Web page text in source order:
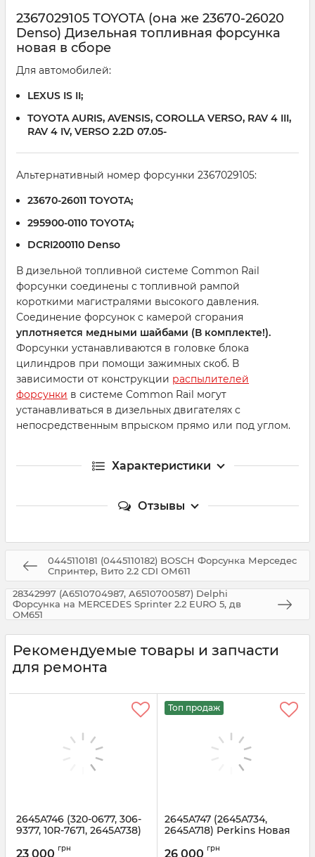
2367029105 TOYOTA (она же 23670-26020
Denso) Дизельная топливная форсунка
новая в сборе
Для автомобилей:
LEXUS IS II;
TOYOTA AURIS, AVENSIS, COROLLA VERSO, RAV 4 III,
RAV 4 IV, VERSO 2.2D 07.05-
Альтернативный номер форсунки 2367029105:
23670-26011 TOYOTA;
295900-0110 TOYOTA;
DCRI200110 Denso
В дизельной топливной системе Common Rail
форсунки соединены с топливной рампой
короткими магистралями высокого давления.
Соединение форсунок с камерой сгорания
уплотняется медными шайбами (В комплекте!).
Форсунки устанавливаются в головке блока
цилиндров при помощи зажимных скоб. В
зависимости от конструкции распылителей
форсунки в системе Common Rail могут
устанавливаться в дизельных двигателях с
непосредственным впрыском прямо или под углом.
Характеристики
Отзывы
0445110181 (0445110182) BOSCH Форсунка Мерседес
Спринтер, Вито 2.2 CDI ОМ611
28342997 (A6510704987, A6510700587) Delphi
Форсунка на MERCEDES Sprinter 2.2 EURO 5, дв
OM651
Рекомендуемые товары и запчасти
для ремонта
2645A746 (320-0677, 306-
9377, 10R-7671, 2645A738)
Caterpillar / Manitou
23 000 грн
Топ продаж
2645A747 (2645A734,
2645A718) Perkins Новая
Caterpillar / Manitou
26 000 грн